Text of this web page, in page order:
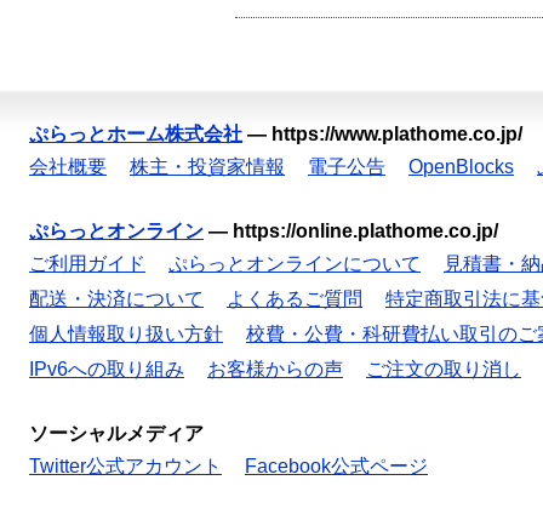
ぷらっとホーム株式会社 — https://www.plathome.co.jp/
会社概要
株主・投資家情報 電子公告 OpenBlocks
ぷらっとオンライン — https://online.plathome.co.jp/
ご利用ガイド
ぷらっとオンラインについて
見積書・
配送・決済について
よくあるご質問
特定商取引法に
個人情報取り扱い方針
校費・公費・科研費払い取引のご
IPv6への取り組み
お客様からの声 ご注文の取り消し
ソーシャルメディア
Twitter公式アカウント
Facebook公式ページ